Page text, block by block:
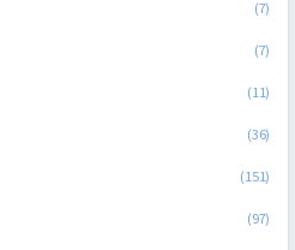
(7)
(7)
(11)
(36)
(151)
(97)